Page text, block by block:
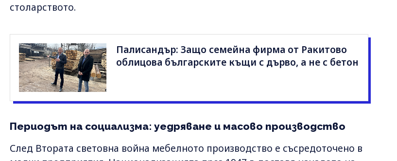
столарството.
Палисандър: Защо семейна фирма от Ракитово
облицова българските къщи с дърво, а не с бетон
Периодът на социализма: уедряване и масово производство
След Втората световна война мебелното производство е съсредоточено в